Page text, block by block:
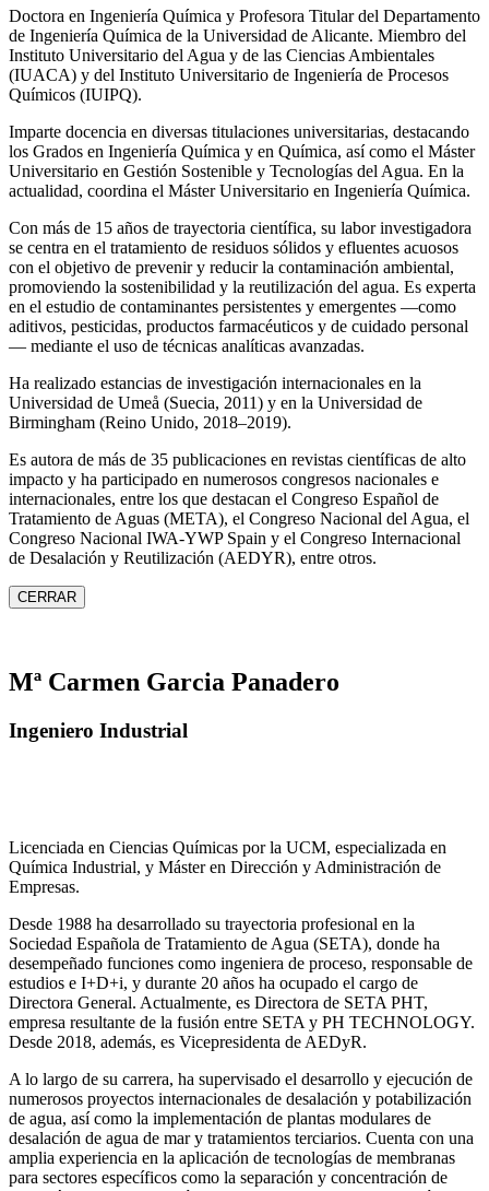
Doctora en Ingeniería Química y Profesora Titular del Departamento
de Ingeniería Química de la Universidad de Alicante. Miembro del
Instituto Universitario del Agua y de las Ciencias Ambientales
(IUACA) y del Instituto Universitario de Ingeniería de Procesos
Químicos (IUIPQ).
Imparte docencia en diversas titulaciones universitarias, destacando
los Grados en Ingeniería Química y en Química, así como el Máster
Universitario en Gestión Sostenible y Tecnologías del Agua. En la
actualidad, coordina el Máster Universitario en Ingeniería Química.
Con más de 15 años de trayectoria científica, su labor investigadora
se centra en el tratamiento de residuos sólidos y efluentes acuosos
con el objetivo de prevenir y reducir la contaminación ambiental,
promoviendo la sostenibilidad y la reutilización del agua. Es experta
en el estudio de contaminantes persistentes y emergentes —como
aditivos, pesticidas, productos farmacéuticos y de cuidado personal
— mediante el uso de técnicas analíticas avanzadas.
Ha realizado estancias de investigación internacionales en la
Universidad de Umeå (Suecia, 2011) y en la Universidad de
Birmingham (Reino Unido, 2018–2019).
Es autora de más de 35 publicaciones en revistas científicas de alto
impacto y ha participado en numerosos congresos nacionales e
internacionales, entre los que destacan el Congreso Español de
Tratamiento de Aguas (META), el Congreso Nacional del Agua, el
Congreso Nacional IWA‑YWP Spain y el Congreso Internacional
de Desalación y Reutilización (AEDYR), entre otros.
CERRAR
Mª Carmen Garcia Panadero
Ingeniero Industrial
Licenciada en Ciencias Químicas por la UCM, especializada en
Química Industrial, y Máster en Dirección y Administración de
Empresas.
Desde 1988 ha desarrollado su trayectoria profesional en la
Sociedad Española de Tratamiento de Agua (SETA), donde ha
desempeñado funciones como ingeniera de proceso, responsable de
estudios e I+D+i, y durante 20 años ha ocupado el cargo de
Directora General. Actualmente, es Directora de SETA PHT,
empresa resultante de la fusión entre SETA y PH TECHNOLOGY.
Desde 2018, además, es Vicepresidenta de AEDyR.
A lo largo de su carrera, ha supervisado el desarrollo y ejecución de
numerosos proyectos internacionales de desalación y potabilización
de agua, así como la implementación de plantas modulares de
desalación de agua de mar y tratamientos terciarios. Cuenta con una
amplia experiencia en la aplicación de tecnologías de membranas
para sectores específicos como la separación y concentración de